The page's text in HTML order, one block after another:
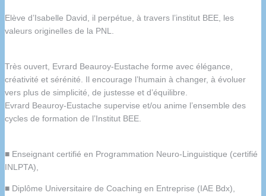
Elève d’Isabelle David, il perpétue, à travers l’institut BEE, les
valeurs originelles de la PNL.
Très ouvert, Evrard Beauroy-Eustache forme avec élégance,
créativité et sérénité. Il encourage l’humain à changer, à évoluer
vers plus de simplicité, de justesse et d’équilibre.
Evrard Beauroy-Eustache supervise et/ou anime l’ensemble des
cycles de formation de l’Institut BEE.
■ Enseignant certifié en Programmation Neuro-Linguistique (certifié
INLPTA),
■ Diplôme Universitaire de Coaching en Entreprise (IAE Bdx),